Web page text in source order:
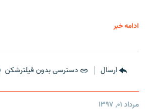
ادامه خبر
ارسال دسترسی بدون فیلترشکن
مرداد ۰۱, ۱۳۹۷